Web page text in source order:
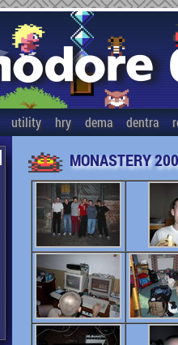
utility hry dema dentra
MONASTERY